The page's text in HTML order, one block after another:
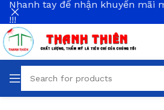
Nhanh tay để nhận khuyến mãi
!!!